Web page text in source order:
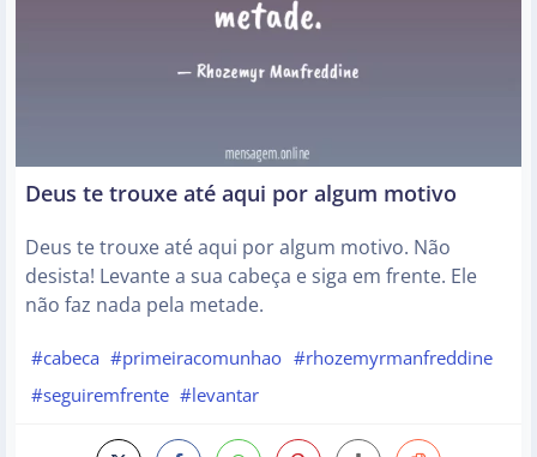
Deus te trouxe até aqui por algum motivo
Deus te trouxe até aqui por algum motivo. Não
desista! Levante a sua cabeça e siga em frente. Ele
não faz nada pela metade.
#cabeca #primeiracomunhao #rhozemyrmanfreddine
#seguiremfrente #levantar